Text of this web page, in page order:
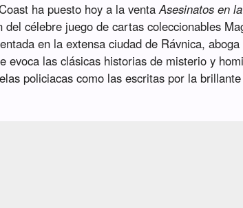
ha puesto hoy a la ventaAsesinatos en
del célebre juego de cartas coleccionables
en la extensa ciudad de Rávnica,
evoca las clásicas historias de misterio y
policiacas como las escritas por la